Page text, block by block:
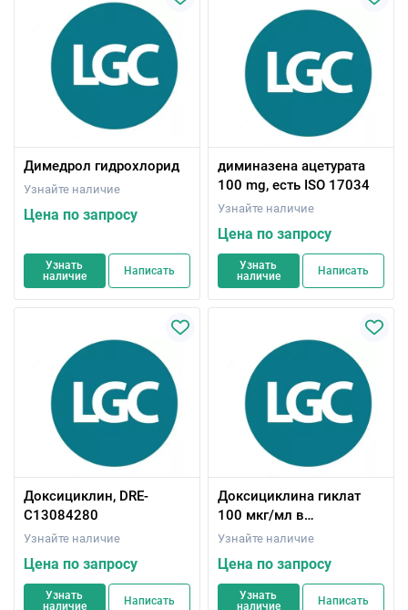
Димедрол гидрохлорид
Узнайте наличие
Цена по запросу
Узнать
наличие
Написать
диминазена ацетурата
100 mg, есть ISO 17034
Узнайте наличие
Цена по запросу
Узнать
наличие
Написать
Доксициклин, DRE-
C13084280
Узнайте наличие
Цена по запросу
Узнать
наличие
Написать
Доксициклина гиклат
100 мкг/мл в
ацетонитриле 1 mL, ISO
Узнайте наличие
Цена по запросу
Узнать
наличие
Написать